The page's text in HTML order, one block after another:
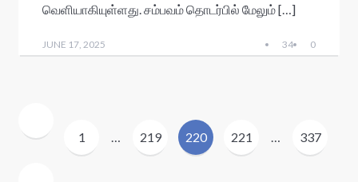
a
s
r
வெளியாகியுள்ளது. சம்பவம் தொடர்பில் மேலும் […]
JUNE 17, 2025 34 0
pagination
1 … 219 220 221 … 337